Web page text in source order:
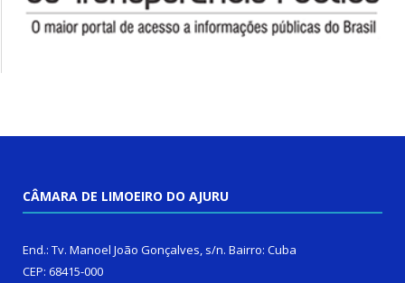
CÂMARA DE LIMOEIRO DO AJURU
End.: Tv. Manoel João Gonçalves, s/n. Bairro: Cuba
CEP: 68415-000